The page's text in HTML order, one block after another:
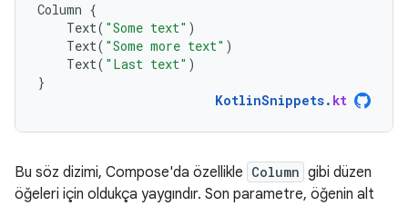
Column {
Text( "Some text" )
Text( "Some more text" )
Text( "Last text" )
}
KotlinSnippets. kt
Bu söz dizimi, Compose'da özellikle Column gibi düzen
öğeleri için oldukça yaygındır. Son parametre, öğenin alt